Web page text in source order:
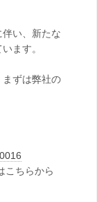
い、新たな
ます。
ずは弊社の
こちらから